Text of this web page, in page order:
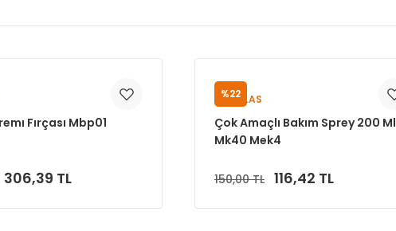
Fırçası Mbp01
306,39 TL
Sepete Ekle
%22
PUMALAS
Çok Amaçlı Bakım Sprey 200 Ml
Mk40 Mek4
150,00 TL 116,42 TL
Sepete Ekle